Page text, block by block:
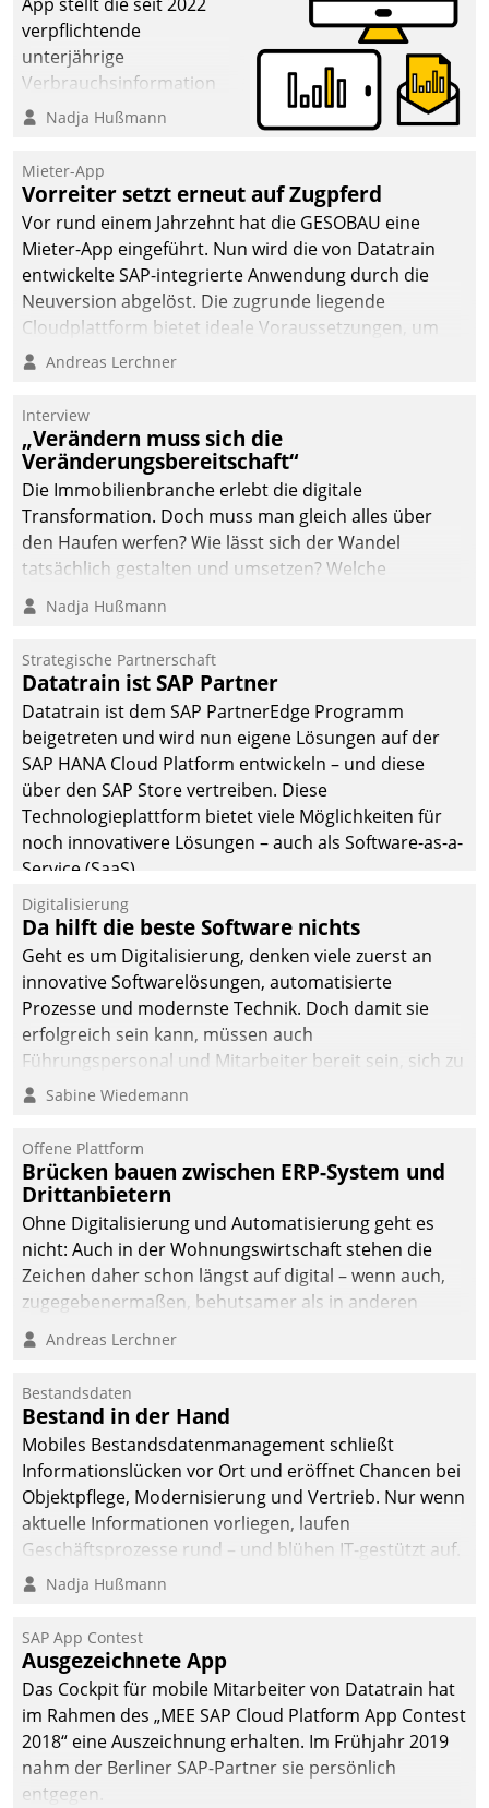
verpflichtende
unterjährige
Verbrauchsinformation
schnell, zuverlässig und
Die monatlichen
Mitteilungen zum
Heizungs- und
Wasserverbrauch gehen
automatisiert, vollständig
und auf Wunsch über
mehrere zuvor
Kommunikationswege bei
Nadja Hußmann
Mieter-App
Vorreiter setzt erneut auf Zugpferd
Vor rund einem Jahrzehnt hat die GESOBAU eine
Mieter-App eingeführt. Nun wird die von Datatrain
entwickelte SAP-integrierte Anwendung durch die
Neuversion abgelöst. Die zugrunde liegende
Cloudplattform bietet ideale Voraussetzungen, um
die Funktionalität der App zu erweitern und weitere
integrieren.
Andreas Lerchner
Interview
„Verändern muss sich die
Veränderungsbereitschaft“
Die Immobilienbranche erlebt die digitale
Transformation. Doch muss man gleich alles über
den Haufen werfen? Wie lässt sich der Wandel
tatsächlich gestalten und umsetzen? Welche
Argumente zählen wirklich?
Nadja Hußmann
Strategische Partnerschaft
Datatrain ist SAP Partner
Datatrain ist dem SAP PartnerEdge Programm
beigetreten und wird nun eigene Lösungen auf der
SAP HANA Cloud Platform entwickeln – und diese
über den SAP Store vertreiben. Diese
Technologieplattform bietet viele Möglichkeiten für
noch innovativere Lösungen – auch als Software-as-a-
Service (SaaS).
Digitalisierung
Da hilft die beste Software nichts
Geht es um Digitalisierung, denken viele zuerst an
innovative Softwarelösungen, automatisierte
Prozesse und modernste Technik. Doch damit sie
erfolgreich sein kann, müssen auch
Führungspersonal und Mitarbeiter bereit sein, sich zu
verändern und anzupassen, sonst werden sie an ihr
Sabine Wiedemann
Offene Plattform
Brücken bauen zwischen ERP-System und
Drittanbietern
Ohne Digitalisierung und Automatisierung geht es
nicht: Auch in der Wohnungswirtschaft stehen die
Zeichen daher schon längst auf digital – wenn auch,
zugegebenermaßen, behutsamer als in anderen
Branchen.
Andreas Lerchner
Bestandsdaten
Bestand in der Hand
Mobiles Bestandsdatenmanagement schließt
Informationslücken vor Ort und eröffnet Chancen bei
Objektpflege, Modernisierung und Vertrieb. Nur wenn
aktuelle Informationen vorliegen, laufen
Geschäftsprozesse rund – und blühen IT-gestützt auf.
Nadja Hußmann
SAP App Contest
Ausgezeichnete App
Das Cockpit für mobile Mitarbeiter von Datatrain hat
im Rahmen des „MEE SAP Cloud Platform App Contest
2018“ eine Auszeichnung erhalten. Im Frühjahr 2019
nahm der Berliner SAP-Partner sie persönlich
entgegen.